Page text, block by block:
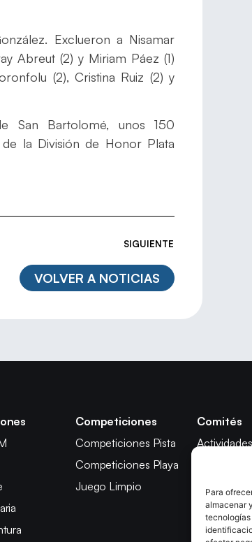
Para
almacenar
Exclueron a Nisamar
Abreut (2) y Miriam Páez (1)
(2), Cristina Ruiz (2) y
San Bartolomé, unos 150
la División de Honor Plata
SIGUIENTE
VOLVER A NOTICIAS
Competiciones
Competiciones Pista
Competiciones Playa
Juego Limpio
Comités
Actividades
Árbitros
Apelación